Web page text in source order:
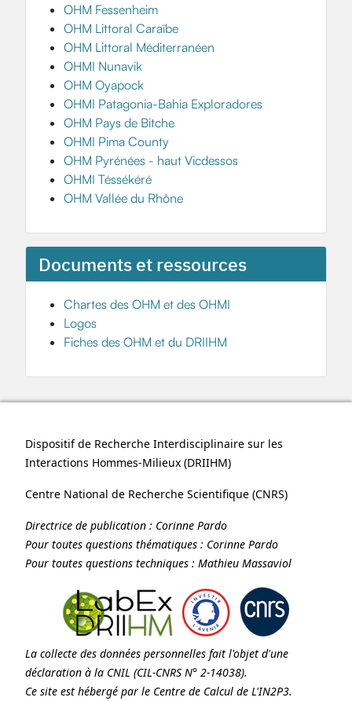
OHM Fessenheim
OHM Littoral Caraïbe
OHM Littoral Méditerranéen
OHMI Nunavik
OHM Oyapock
OHMI Patagonia-Bahia Exploradores
OHM Pays de Bitche
OHMI Pima County
OHM Pyrénées - haut Vicdessos
OHMI Téssékéré
OHM Vallée du Rhône
Documents et ressources
Chartes des OHM et des OHMI
Logos
Fiches des OHM et du DRIIHM
Dispositif de Recherche Interdisciplinaire sur les
Interactions Hommes-Milieux (DRIIHM)
Centre National de Recherche Scientifique (CNRS)
Directrice de publication : Corinne Pardo
Pour toutes questions thématiques : Corinne Pardo
Pour toutes questions techniques : Mathieu Massaviol
La collecte des données personnelles fait l'objet d'une
déclaration à la CNIL (CIL-CNRS N° 2-14038).
Ce site est hébergé par le Centre de Calcul de L'IN2P3.